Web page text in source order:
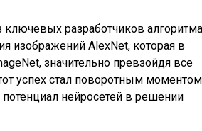
разработчиков
изображений AlexNet, которая в
значительно превзойдя все
успех стал поворотным
нейросетей в решении